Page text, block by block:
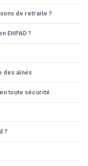
de retraite ?
EHPAD ?
des aînés
toute sécurité
?